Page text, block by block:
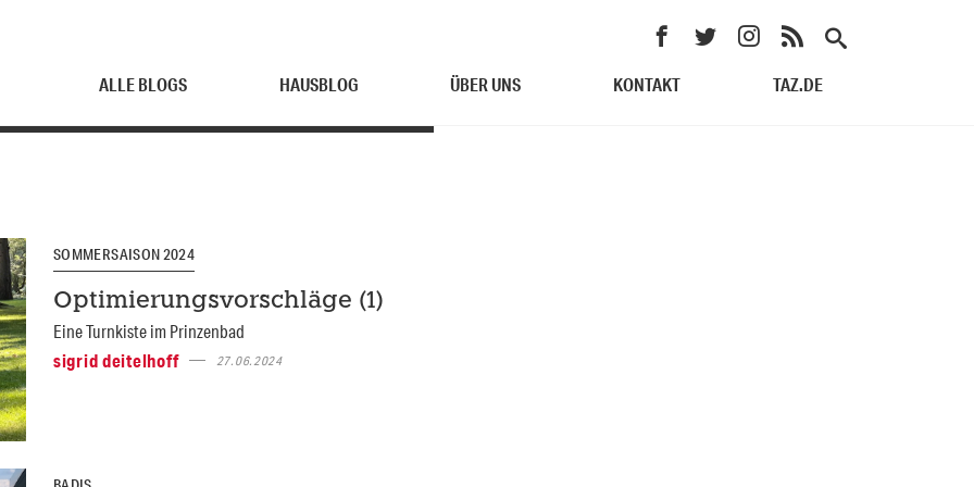
ALLE BLOGS HAUSBLOG ÜBER UNS KONTAKT TAZ.DE
SOMMERSAISON 2024
Optimierungsvorschläge (1)
Eine Turnkiste im Prinzenbad
sigrid deitelhoff
27.06.2024